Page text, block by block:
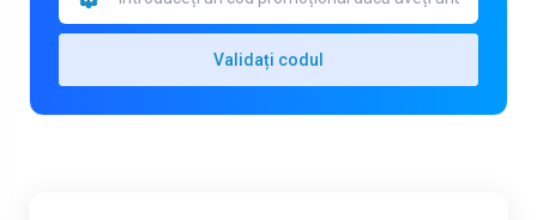
Validați codul